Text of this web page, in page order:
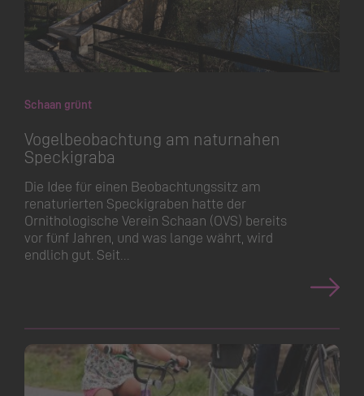
Schaan grünt
Vogelbeobachtung am naturnahen
Speckigraba
Die Idee für einen Beobachtungssitz am
renaturierten Speckigraben hatte der
Ornithologische Verein Schaan (OVS) bereits
vor fünf Jahren, und was lange währt, wird
endlich gut. Seit…